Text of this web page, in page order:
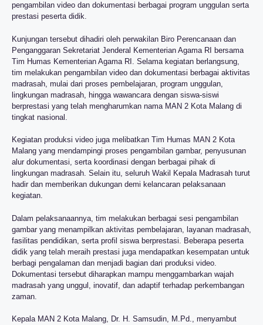
pengambilan video dan dokumentasi berbagai program unggulan serta
prestasi peserta didik.
Kunjungan tersebut dihadiri oleh perwakilan Biro Perencanaan dan
Penganggaran Sekretariat Jenderal Kementerian Agama RI bersama
Tim Humas Kementerian Agama RI. Selama kegiatan berlangsung,
tim melakukan pengambilan video dan dokumentasi berbagai aktivitas
madrasah, mulai dari proses pembelajaran, program unggulan,
lingkungan madrasah, hingga wawancara dengan siswa-siswi
berprestasi yang telah mengharumkan nama MAN 2 Kota Malang di
tingkat nasional.
Kegiatan produksi video juga melibatkan Tim Humas MAN 2 Kota
Malang yang mendampingi proses pengambilan gambar, penyusunan
alur dokumentasi, serta koordinasi dengan berbagai pihak di
lingkungan madrasah. Selain itu, seluruh Wakil Kepala Madrasah turut
hadir dan memberikan dukungan demi kelancaran pelaksanaan
kegiatan.
Dalam pelaksanaannya, tim melakukan berbagai sesi pengambilan
gambar yang menampilkan aktivitas pembelajaran, layanan madrasah,
fasilitas pendidikan, serta profil siswa berprestasi. Beberapa peserta
didik yang telah meraih prestasi juga mendapatkan kesempatan untuk
berbagi pengalaman dan menjadi bagian dari produksi video.
Dokumentasi tersebut diharapkan mampu menggambarkan wajah
madrasah yang unggul, inovatif, dan adaptif terhadap perkembangan
zaman.
Kepala MAN 2 Kota Malang, Dr. H. Samsudin, M.Pd., menyambut